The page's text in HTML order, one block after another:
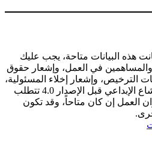
هذه البيانات متاحة، يجب عليك
في العمل، وإشعار حقوق
الترخيص، وإشعار إخلاء المسئولية،
ورابط العمل. رخص المشاع الإبداعي قبل الإصدار 4.0 تتطلب
العمل إن كان متاحاً، وقد تكون